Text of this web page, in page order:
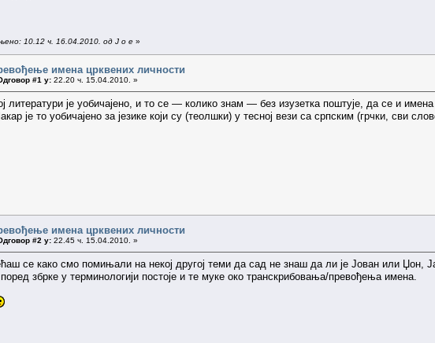
10.12 ч. 16.04.2010. од J o e »
имена црквених личности
#1 у: 22.20 ч. 15.04.2010. »
литератури је уобичајено, и то се — колико знам — без изузетка поштује, да се и
је то уобичајено за језике који су (теолшки) у тесној вези са српским (грчки, сви
имена црквених личности
#2 у: 22.45 ч. 15.04.2010. »
се како смо помињали на некој другој теми да сад не знаш да ли је Јован или Џон,
збрке у терминологији постоје и те муке око транскрибовања/превођења имена.